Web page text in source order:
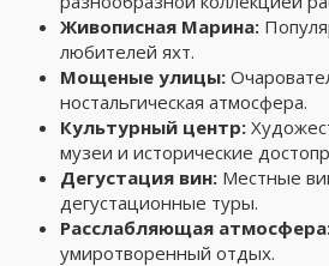
Живописная Марина:
любителей яхт.
Мощеные улицы:
ностальгическая атмосфера.
Культурный центр:
музеи и исторические
Дегустация вин: Местные
дегустационные туры.
Расслабляющая
умиротворенный отдых.